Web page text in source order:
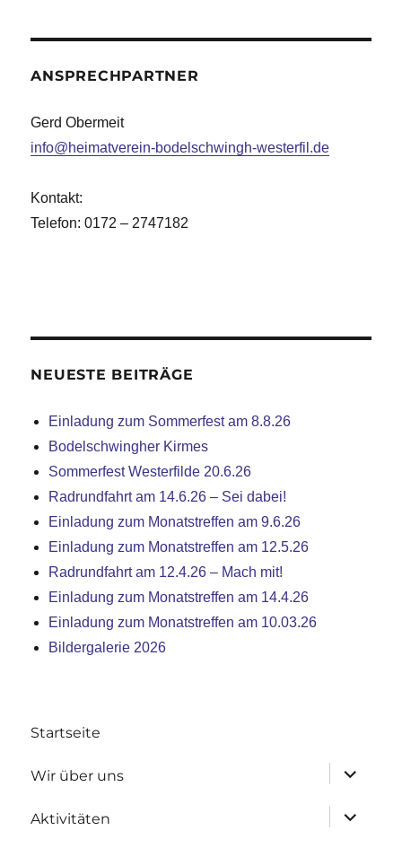
ANSPRECHPARTNER
Gerd Obermeit
info@heimatverein-bodelschwingh-westerfil.de
Kontakt:
Telefon: 0172 – 2747182
NEUESTE BEITRÄGE
Einladung zum Sommerfest am 8.8.26
Bodelschwingher Kirmes
Sommerfest Westerfilde 20.6.26
Radrundfahrt am 14.6.26 – Sei dabei!
Einladung zum Monatstreffen am 9.6.26
Einladung zum Monatstreffen am 12.5.26
Radrundfahrt am 12.4.26 – Mach mit!
Einladung zum Monatstreffen am 14.4.26
Einladung zum Monatstreffen am 10.03.26
Bildergalerie 2026
Startseite
Wir über uns
Aktivitäten